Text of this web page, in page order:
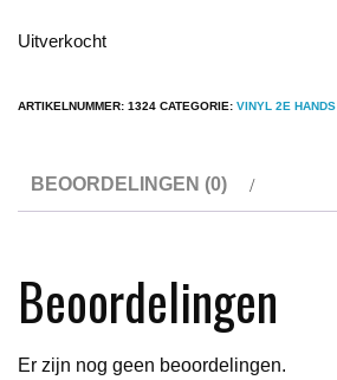
Uitverkocht
ARTIKELNUMMER: 1324 CATEGORIE: VINYL 2E HANDS
BEOORDELINGEN (0)
Beoordelingen
Er zijn nog geen beoordelingen.